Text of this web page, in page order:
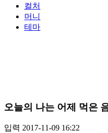
컬처
머니
테마
오늘의 나는 어제 먹은
입력 2017-11-09 16:22